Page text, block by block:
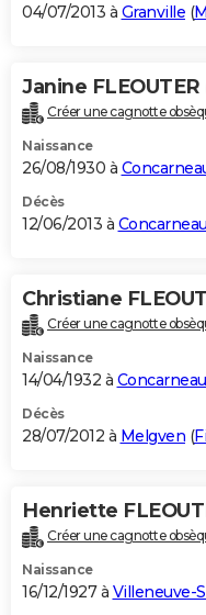
04/07/2013 à Granville (
Janine FLEOUTER
Créer une cagnotte
Naissance
26/08/1930 à
Décès
12/06/2013 à Concarneau
Christiane
Créer une cagnotte
Naissance
14/04/1932 à Concarneau
Décès
28/07/2012 à Melgven (
Henriette
Créer une cagnotte
Naissance
16/12/1927 à Villeneuve-